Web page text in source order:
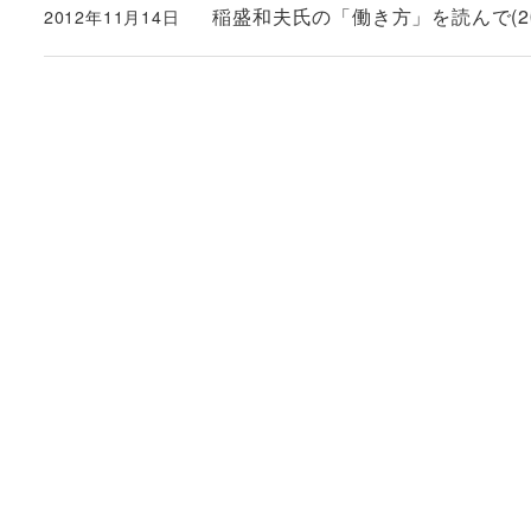
稲盛和夫氏の「働き方」を読んで
投稿日
2012年11月14日